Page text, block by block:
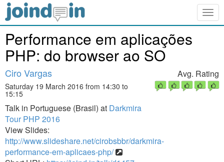
Performance em aplicações
PHP: do browser ao SO
Ciro Vargas
Saturday 19 March 2016 from 14:30 to
15:15
Talk in Portuguese (Brasil) at Darkmira
Tour PHP 2016
View Slides:
http://www.slideshare.net/cirobsbbr/darkmira-
performance-em-aplicaes-php/
Avg. Rating